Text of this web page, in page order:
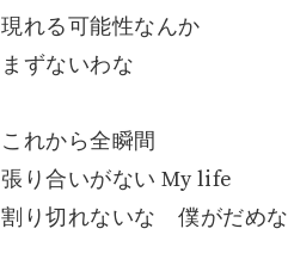
現れる可能性なんか
まずないわな
これから全瞬間
張り合いがない My life
割り切れないな 僕がだめ